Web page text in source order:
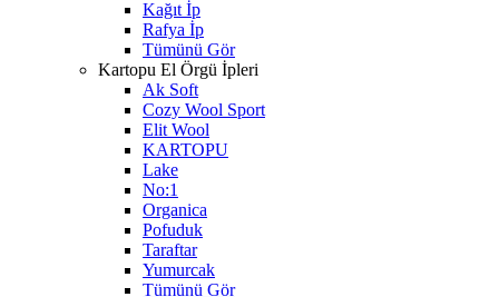
Kağıt İp
Rafya İp
Tümünü Gör
Kartopu El Örgü İpleri
Ak Soft
Cozy Wool Sport
Elit Wool
KARTOPU
Lake
No:1
Organica
Pofuduk
Taraftar
Yumurcak
Tümünü Gör